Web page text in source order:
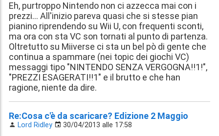
Eh, purtroppo Nintendo non ci azzecca mai con i
prezzi... All'inizio pareva quasi che si stesse pian
pianino riprendendo su Wii U, con frequenti sconti,
ma ora con sta VC son tornati al punto di partenza.
Oltretutto su Miiverse ci sta un bel pò di gente che
continua a spammare (nei topic dei giochi VC)
messaggi tipo "NINTENDO SENZA VERGOGNA!!1!",
"PREZZI ESAGERATI!!1" e il brutto e che han
ragione, niente da dire.
Re:Cosa c'è da scaricare? Edizione 2 Maggio
Lord Ridley 30/04/2013 alle 17:58